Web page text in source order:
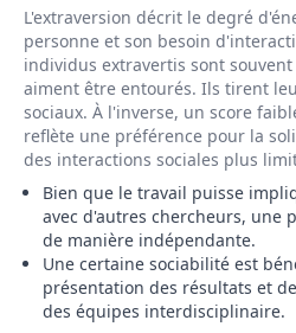
L'extraversion décrit le degré
personne et son besoin
individus extravertis sont
aiment être entourés. Ils tirent
sociaux. À l'inverse, un score
reflète une préférence pour la
des interactions sociales plus
Bien que le travail puisse
avec d'autres chercheurs, une
de manière indépendante.
Une certaine sociabilité est
présentation des résultats et
des équipes interdisciplinaire.